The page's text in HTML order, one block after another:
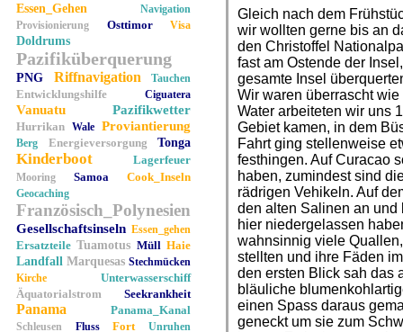
Essen_Gehen
Navigation
Provisionierung
Osttimor Visa
Doldrums
Pazifiküberquerung
PNG Riffnavigation Tauchen
Entwicklungshilfe Ciguatera
Vanuatu Pazifikwetter
Hurrikan Wale Proviantierung
Berg Energieversorgung Tonga
Kinderboot Lagerfeuer
Mooring Samoa Cook_Inseln
Geocaching
Französisch_Polynesien
Gesellschaftsinseln Essen_gehen
Ersatzteile Tuamotus Müll Haie
Landfall Marquesas Stechmücken
Kirche
Unterwasserschiff
Äquatorialstrom
Seekrankheit
Panama Panama_Kanal
Schleusen Fluss Fort Unruhen
Gleich nach dem
wir wollten gerne bis an
den Christoffel
fast am Ostende der
gesamte Insel
Wir waren überrascht
Water arbeiteten wir uns
Gebiet kamen, in dem
Fahrt ging stellenweise
festhingen. Auf Curacao
haben, zumindest sind
rädrigen Vehikeln. Auf
den alten Salinen an
hier niedergelassen
wahnsinnig viele
stellten und ihre Fäden
den ersten Blick sah das
bläuliche
einen Spass daraus
geneckt um sie zum